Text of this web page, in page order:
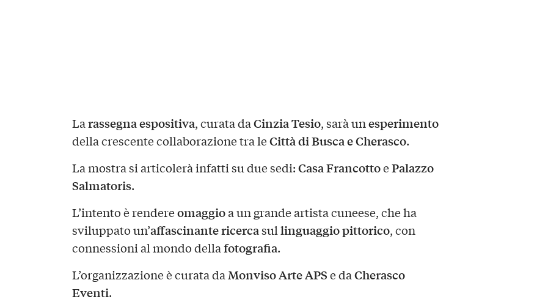
Larassegna espositiva, curata daCinzia Tesio, sarà unesperimento
della crescente collaborazione tra leCittà di Busca e Cherasco.
La mostra si articolerà infatti su due sedi:Casa FrancottoePalazzo
Salmatoris.
L’intento è rendereomaggioa un grande artista cuneese, che ha
sviluppato un’affascinante ricercasullinguaggio pittorico, con
connessioni al mondo dellafotografia.
L’organizzazione è curata daMonviso Arte APSe daCherasco
Eventi.